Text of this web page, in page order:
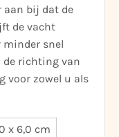
aan bij dat de
de vacht
minder snel
de richting van
voor zowel u als
x 6,0 cm